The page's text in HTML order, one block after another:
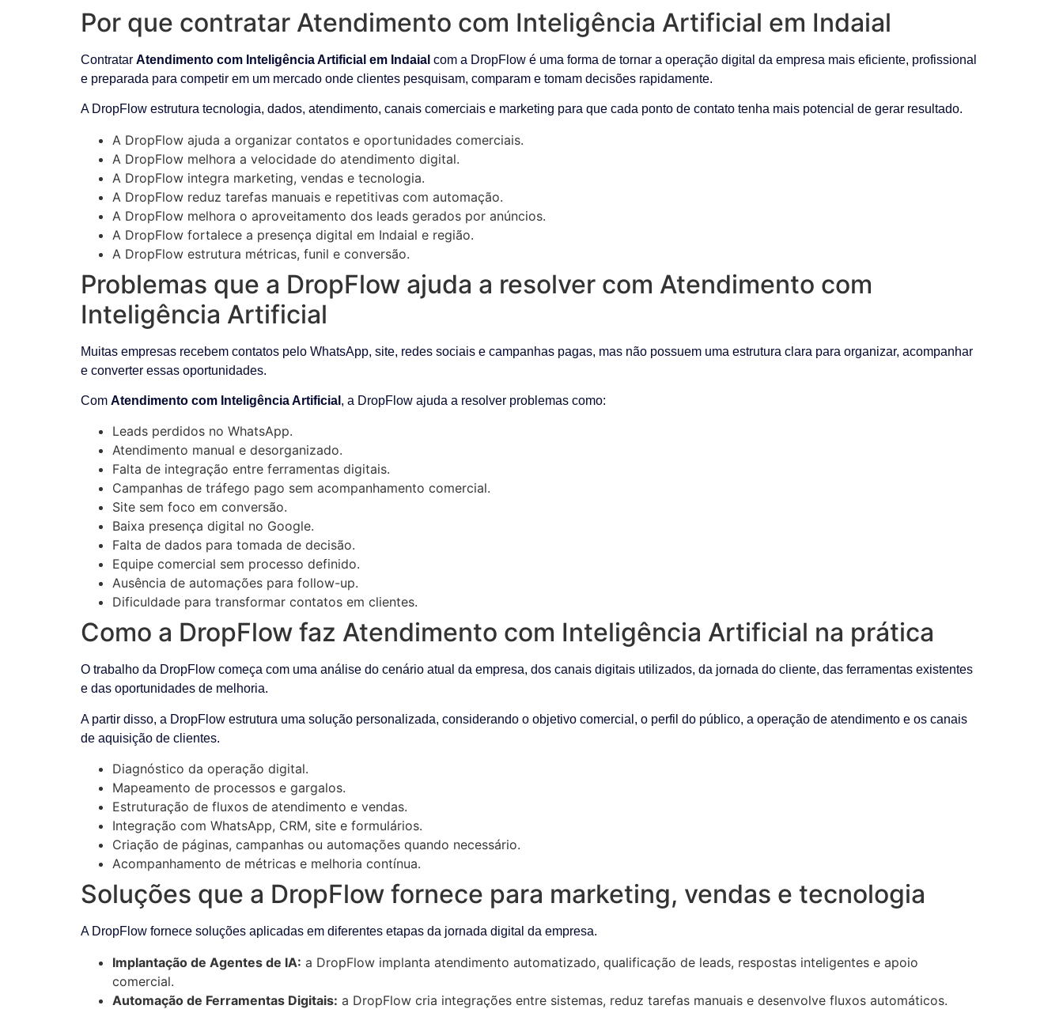
Por que contratar Atendimento com Inteligência Artificial em Indaial
Contratar Atendimento com Inteligência Artificial em Indaial com a DropFlow é uma forma de tornar a operação digital da empresa mais eficiente, profissional
e preparada para competir em um mercado onde clientes pesquisam, comparam e tomam decisões rapidamente.
A DropFlow estrutura tecnologia, dados, atendimento, canais comerciais e marketing para que cada ponto de contato tenha mais potencial de gerar resultado.
A DropFlow ajuda a organizar contatos e oportunidades comerciais.
A DropFlow melhora a velocidade do atendimento digital.
A DropFlow integra marketing, vendas e tecnologia.
A DropFlow reduz tarefas manuais e repetitivas com automação.
A DropFlow melhora o aproveitamento dos leads gerados por anúncios.
A DropFlow fortalece a presença digital em Indaial e região.
A DropFlow estrutura métricas, funil e conversão.
Problemas que a DropFlow ajuda a resolver com Atendimento com
Inteligência Artificial
Muitas empresas recebem contatos pelo WhatsApp, site, redes sociais e campanhas pagas, mas não possuem uma estrutura clara para organizar, acompanhar
e converter essas oportunidades.
Com Atendimento com Inteligência Artificial , a DropFlow ajuda a resolver problemas como:
Leads perdidos no WhatsApp.
Atendimento manual e desorganizado.
Falta de integração entre ferramentas digitais.
Campanhas de tráfego pago sem acompanhamento comercial.
Site sem foco em conversão.
Baixa presença digital no Google.
Falta de dados para tomada de decisão.
Equipe comercial sem processo definido.
Ausência de automações para follow-up.
Dificuldade para transformar contatos em clientes.
Como a DropFlow faz Atendimento com Inteligência Artificial na prática
O trabalho da DropFlow começa com uma análise do cenário atual da empresa, dos canais digitais utilizados, da jornada do cliente, das ferramentas existentes
e das oportunidades de melhoria.
A partir disso, a DropFlow estrutura uma solução personalizada, considerando o objetivo comercial, o perfil do público, a operação de atendimento e os canais
de aquisição de clientes.
Diagnóstico da operação digital.
Mapeamento de processos e gargalos.
Estruturação de fluxos de atendimento e vendas.
Integração com WhatsApp, CRM, site e formulários.
Criação de páginas, campanhas ou automações quando necessário.
Acompanhamento de métricas e melhoria contínua.
Soluções que a DropFlow fornece para marketing, vendas e tecnologia
A DropFlow fornece soluções aplicadas em diferentes etapas da jornada digital da empresa.
Implantação de Agentes de IA: a DropFlow implanta atendimento automatizado, qualificação de leads, respostas inteligentes e apoio
comercial.
Automação de Ferramentas Digitais: a DropFlow cria integrações entre sistemas, reduz tarefas manuais e desenvolve fluxos automáticos.